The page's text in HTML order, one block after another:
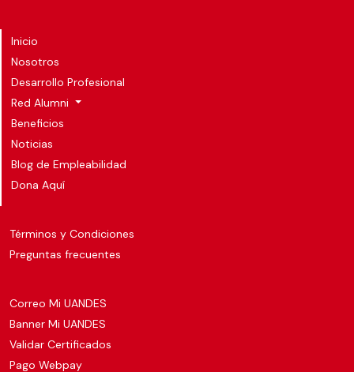
Inicio
Nosotros
Desarrollo Profesional
Red Alumni
Beneficios
Noticias
Blog de Empleabilidad
Dona Aquí
Términos y Condiciones
Preguntas frecuentes
Correo Mi UANDES
Banner Mi UANDES
Validar Certificados
Pago Webpay